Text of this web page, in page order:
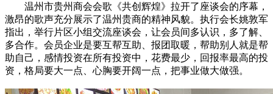
温州市贵州商会会歌《共创辉煌》拉开了座谈会的序幕，
激昂的歌声充分展示了温州贵商的精神风貌。执行会长姚敦军
指出，举行片区小组交流座谈会，让会员间多认识，多了解、
多合作。会员企业是要互帮互助、报团取暖，帮助别人就是帮
助自己，感情投资在所有投资中，花费最少，回报率最高的投
资，格局要大一点、心胸要开阔一点，把事业做大做强。